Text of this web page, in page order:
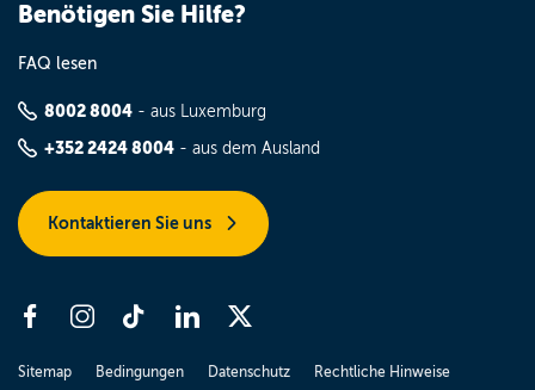
Benötigen Sie Hilfe?
FAQ lesen
8002 8004 - aus Luxemburg
+352 2424 8004 - aus dem Ausland
Kontaktieren Sie uns
Sitemap Bedingungen Datenschutz Rechtliche Hinweise